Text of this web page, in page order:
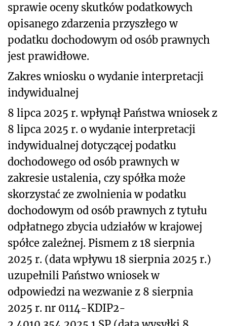
sprawie oceny skutków podatkowych
opisanego zdarzenia przyszłego w
podatku dochodowym od osób prawnych
jest prawidłowe.
Zakres wniosku o wydanie interpretacji
indywidualnej
8 lipca 2025 r. wpłynął Państwa wniosek z
8 lipca 2025 r. o wydanie interpretacji
indywidualnej dotyczącej podatku
dochodowego od osób prawnych w
zakresie ustalenia, czy spółka może
skorzystać ze zwolnienia w podatku
dochodowym od osób prawnych z tytułu
odpłatnego zbycia udziałów w krajowej
spółce zależnej. Pismem z 18 sierpnia
2025 r. (data wpływu 18 sierpnia 2025 r.)
uzupełnili Państwo wniosek w
odpowiedzi na wezwanie z 8 sierpnia
2025 r. nr 0114-KDIP2-